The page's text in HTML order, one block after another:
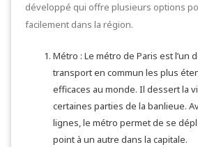
développé qui offre plusieurs options
facilement dans la région.
Métro : Le métro de Paris est l’un
transport en commun les plus
efficaces au monde. Il dessert la
certaines parties de la banlieue.
lignes, le métro permet de se
point à un autre dans la capitale.